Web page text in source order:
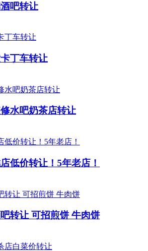
吧转让
丁车转让
水吧奶茶店转让
低价转让！5年老店！
转让 可招煎饼 牛肉饼